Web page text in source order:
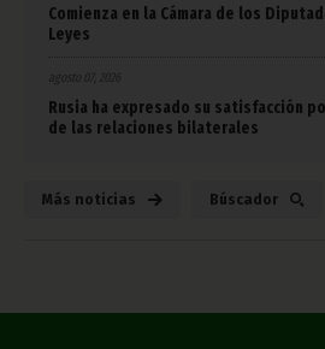
Comienza en la Cámara de los
Leyes
agosto 07, 2026
Rusia ha expresado su satisfacción
de las relaciones bilaterales
Más noticias Búscador